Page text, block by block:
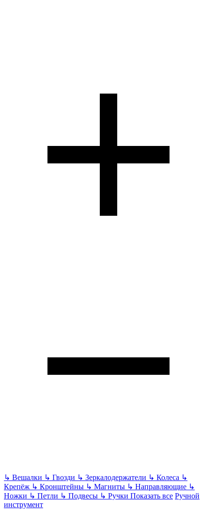
↳ Вешалки ↳ Гвозди ↳ Зеркалодержатели ↳ Колеса ↳
Крепёж ↳ Кронштейны ↳ Магниты ↳ Направляющие ↳
Ножки ↳ Петли ↳ Подвесы ↳ Ручки Показать все Ручной
инструмент